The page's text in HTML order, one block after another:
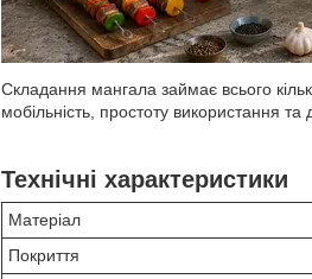
Складання мангала займає всього
мобільність, простоту використання та
Технічні характеристики
Матеріал
Покриття